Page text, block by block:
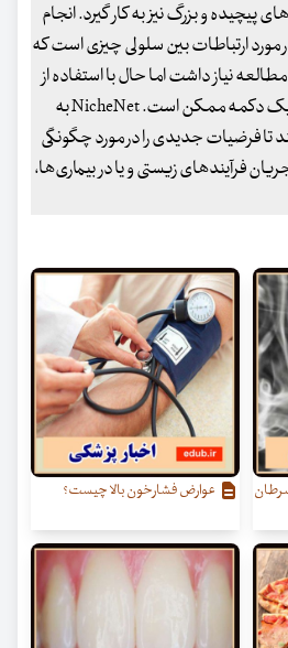
پیچیده و بزرگ نیز به کار گیرد. انجام
ارتباطات بین سلولی چیزی است که
نیاز داشت اما حال با استفاده از
این سیستم تنها با فشار یک دکمه ممکن است. NicheNet به
فرضیات جدیدی را در مورد چگونگی
فرآیندهای زیستی و یا در بیماری‌ها،
عوارض فشارخون بالا چیست؟